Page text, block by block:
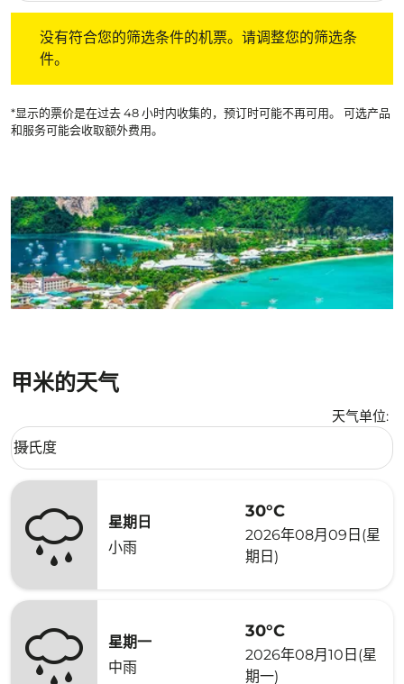
没有符合您的筛选条件的机票。请调整您的筛选条
件。
*显示的票价是在过去 48 小时内收集的，预订时可能不再可用。 可选产品
和服务可能会收取额外费用。
甲米的天气
天气单位:
Weather unit option 摄氏度 Selected
摄氏度
keyboard_arrow_down
星期日
小雨
30°C
2026年08月09日(星
期日)
星期一
中雨
30°C
2026年08月10日(星
期一)